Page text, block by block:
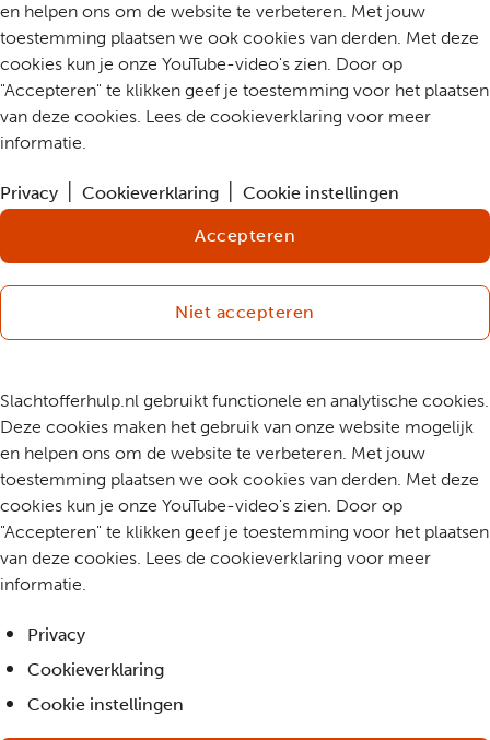
en helpen ons om de website te verbeteren. Met jouw
toestemming plaatsen we ook cookies van derden. Met deze
cookies kun je onze YouTube-video's zien. Door op
"Accepteren" te klikken geef je toestemming voor het plaatsen
van deze cookies. Lees de cookieverklaring voor meer
informatie.
Privacy Cookieverklaring Cookie instellingen
Accepteren
Niet accepteren
Slachtofferhulp.nl gebruikt functionele en analytische cookies.
Deze cookies maken het gebruik van onze website mogelijk
en helpen ons om de website te verbeteren. Met jouw
toestemming plaatsen we ook cookies van derden. Met deze
cookies kun je onze YouTube-video's zien. Door op
"Accepteren" te klikken geef je toestemming voor het plaatsen
van deze cookies. Lees de cookieverklaring voor meer
informatie.
Privacy
Cookieverklaring
Cookie instellingen